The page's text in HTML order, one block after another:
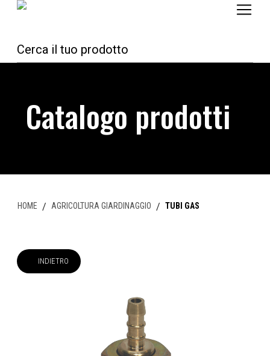
Catalogo prodotti
HOME /AGRICOLTURA GIARDINAGGIO /TUBI GAS
INDIETRO